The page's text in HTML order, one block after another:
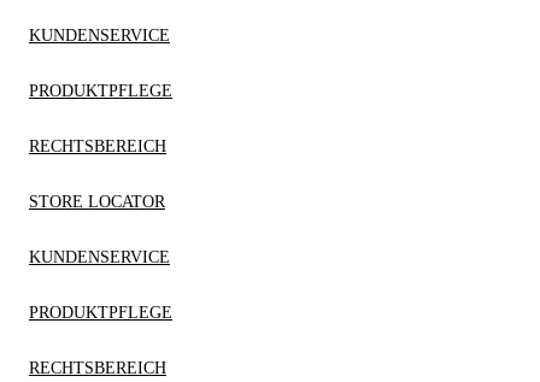
KUNDENSERVICE
PRODUKTPFLEGE
RECHTSBEREICH
STORE LOCATOR
KUNDENSERVICE
PRODUKTPFLEGE
RECHTSBEREICH